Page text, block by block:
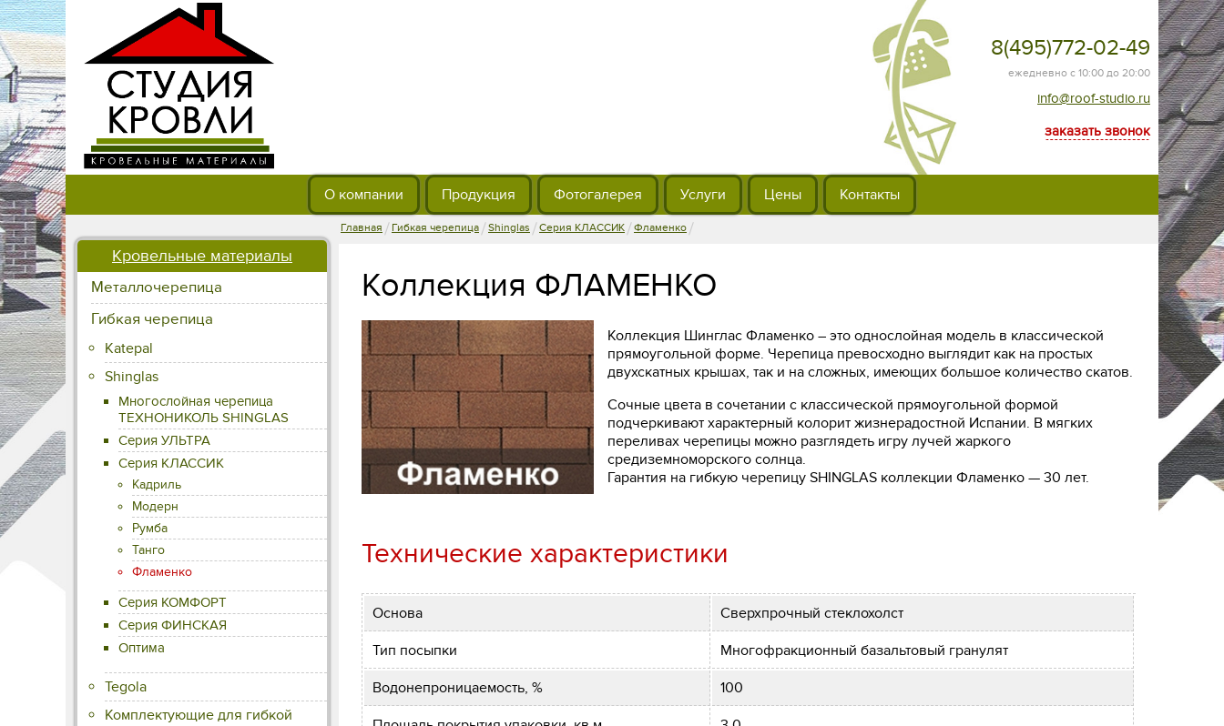
8(495)772-02-49
ежедневно с 10:00 до 20:00
info@roof-studio.ru
заказать звонок
О компании Продукция Фотогалерея Услуги Цены Контакты
Кровельные материалы
Металлочерепица
Гибкая черепица
Katepal
Shinglas
Многослойная черепица
ТЕХНОНИКОЛЬ SHINGLAS
Серия УЛЬТРА
Серия КЛАССИК
Кадриль
Модерн
Румба
Танго
Фламенко
Серия КОМФОРТ
Серия ФИНСКАЯ
Оптима
Tegola
Комплектующие для гибкой
Главная / Гибкая черепица/ Shinglas / Серия КЛАССИК/ Фламенко/
Коллекция ФЛАМЕНКО
Коллекция Шинглас Фламенко – это однослойная модель в классической
прямоугольной форме. Черепица превосходно выглядит как на простых
двухскатных крышах, так и на сложных, имеющих большое количество скатов.
Сочные цвета в сочетании с классической прямоугольной формой
подчеркивают характерный колорит жизнерадостной Испании. В мягких
переливах черепицы можно разглядеть игру лучей жаркого
средиземноморского солнца.
Гарантия на гибкую черепицу SHINGLAS коллекции Фламенко — 30 лет.
Технические характеристики
Основа Сверхпрочный стеклохолст
Тип посыпки Многофракционный базальтовый гранулят
Водонепроницаемость, % 100